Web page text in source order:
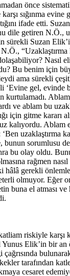
önce
sığınma evine
ifade etti.
dile getiren N.Ö.,
sürekli Suzan
“Uzaklaştırma
Nasıl
Bu benim için
ama sürekli
‘Evine gel, evinde
kurtulamadı.
ve ablam bu
için gitme kararı
kalıyordu. Ablam
uzaklaştırma
bunun sorumlusu
bu olay oldu.
rağmen
gerekli
olmuyor. Eğer
buna el atması
riskiyle karşı
Elik’in bir an
tarafından
cesaret